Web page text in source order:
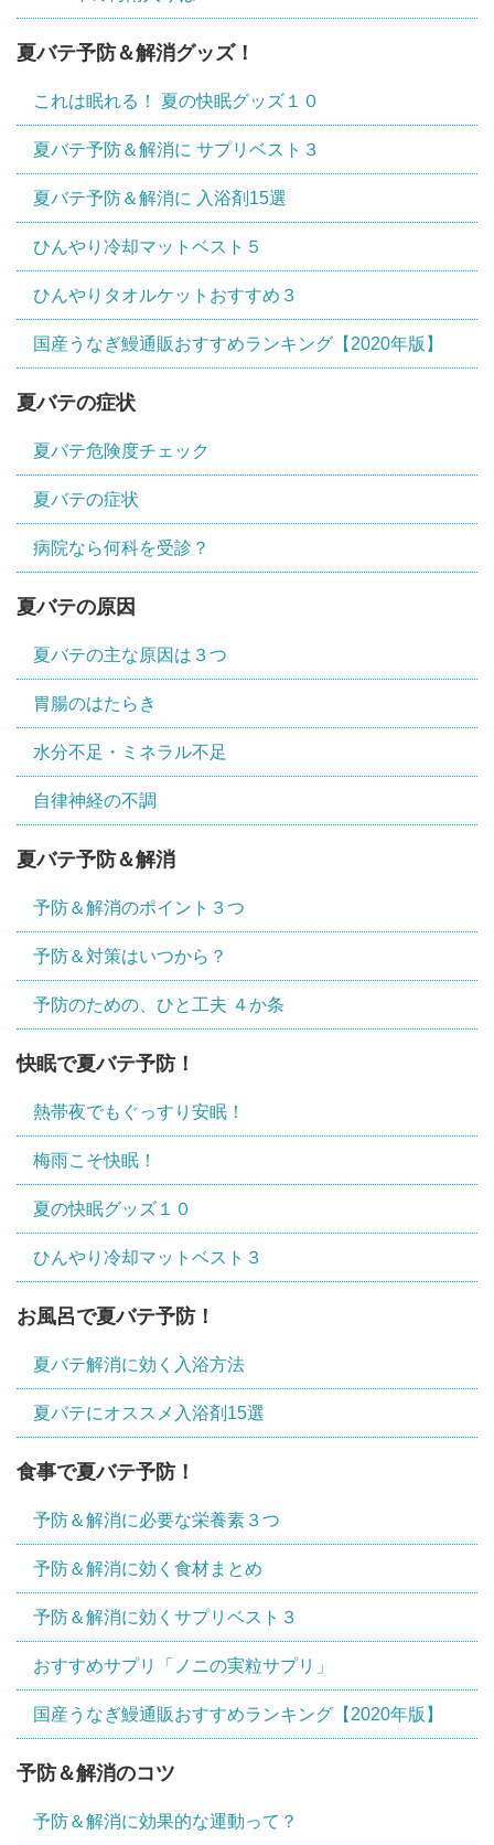
夏バテ予防＆解消グッズ！
これは眠れる！ 夏の快眠グッズ１０
夏バテ予防＆解消に サプリベスト３
夏バテ予防＆解消に 入浴剤15選
ひんやり冷却マットベスト５
ひんやりタオルケットおすすめ３
国産うなぎ鰻通販おすすめランキング【2020年版】
夏バテの症状
夏バテ危険度チェック
夏バテの症状
病院なら何科を受診？
夏バテの原因
夏バテの主な原因は３つ
胃腸のはたらき
水分不足・ミネラル不足
自律神経の不調
夏バテ予防＆解消
予防＆解消のポイント３つ
予防＆対策はいつから？
予防のための、ひと工夫 ４か条
快眠で夏バテ予防！
熱帯夜でもぐっすり安眠！
梅雨こそ快眠！
夏の快眠グッズ１０
ひんやり冷却マットベスト３
お風呂で夏バテ予防！
夏バテ解消に効く入浴方法
夏バテにオススメ入浴剤15選
食事で夏バテ予防！
予防＆解消に必要な栄養素３つ
予防＆解消に効く食材まとめ
予防＆解消に効くサプリベスト３
おすすめサプリ「ノニの実粒サプリ」
国産うなぎ鰻通販おすすめランキング【2020年版】
予防＆解消のコツ
予防＆解消に効果的な運動って？